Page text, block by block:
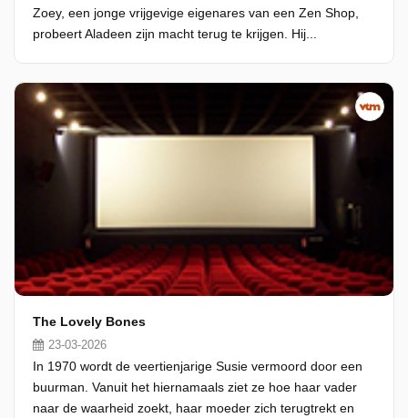
Zoey, een jonge vrijgevige eigenares van een Zen Shop,
probeert Aladeen zijn macht terug te krijgen. Hij...
The Lovely Bones
23-03-2026
In 1970 wordt de veertienjarige Susie vermoord door een
buurman. Vanuit het hiernamaals ziet ze hoe haar vader
naar de waarheid zoekt, haar moeder zich terugtrekt en